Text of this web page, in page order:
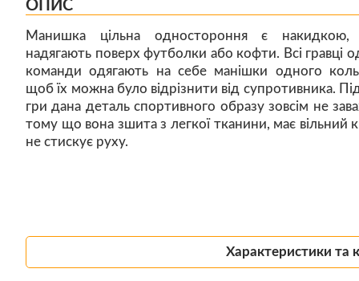
ОПИС
Манишка цільна одностороння є накидкою,
надягають поверх футболки або кофти. Всі гравці
команди одягають на себе манішки одного
щоб їх можна було відрізнити від супротивника.
гри дана деталь спортивного образу зовсім не
тому що вона зшита з легкої тканини, має вільний
не стискує руху.
Характеристики та